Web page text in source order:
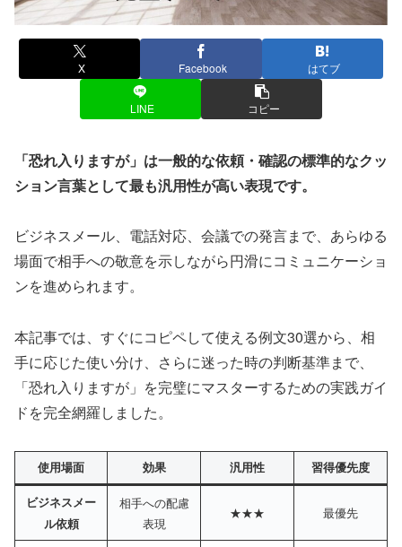
X Facebook はてブ
LINE コピー
「恐れ入りますが」は一般的な依頼・確認の標準的なクッ
ション言葉として最も汎用性が高い表現です。
ビジネスメール、電話対応、会議での発言まで、あらゆる
場面で相手への敬意を示しながら円滑にコミュニケーショ
ンを進められます。
本記事では、すぐにコピペして使える例文30選から、相
手に応じた使い分け、さらに迷った時の判断基準まで、
「恐れ入りますが」を完璧にマスターするための実践ガイ
ドを完全網羅しました。
使用場面 効果 汎用性 習得優先度
ビジネスメー
ル依頼
相手への配慮
表現
★★★ 最優先